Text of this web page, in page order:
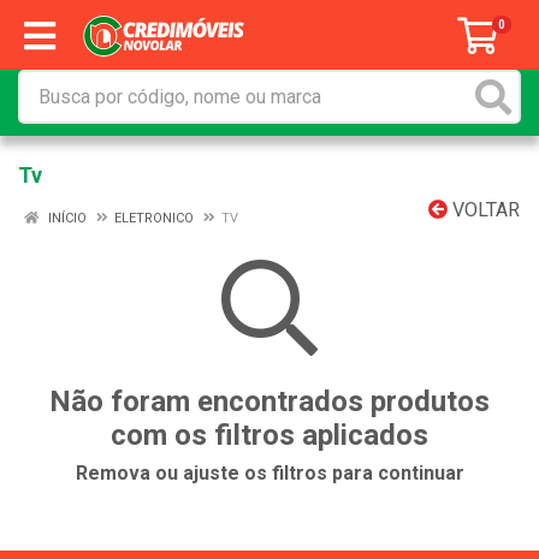
0
Tv
VOLTAR
INÍCIO ELETRONICO TV
Não foram encontrados produtos
com os filtros aplicados
Remova ou ajuste os filtros para continuar